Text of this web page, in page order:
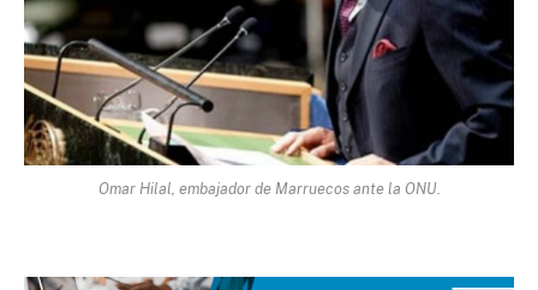
Omar Hilal, embajador de Marruecos ante la ONU.